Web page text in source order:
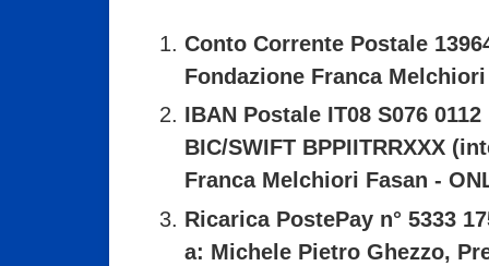
Conto Corrente Postale
Fondazione Franca
IBAN Postale IT08 S076 0112
BIC/SWIFT BPPIITRRXXX
Franca Melchiori Fasan -
Ricarica PostePay n° 5333
a: Michele Pietro Ghezzo,